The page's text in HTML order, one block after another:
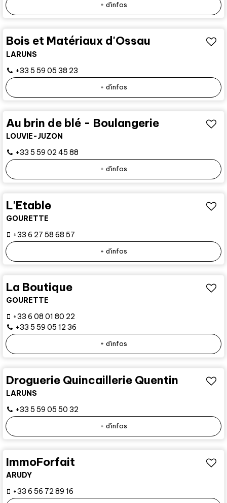
+ d'infos
Bois et Matériaux d'Ossau
LARUNS
+33 5 59 05 38 23
+ d'infos
Au brin de blé - Boulangerie
LOUVIE-JUZON
+33 5 59 02 45 88
+ d'infos
L'Etable
GOURETTE
+33 6 27 58 68 57
+ d'infos
La Boutique
GOURETTE
+33 6 08 01 80 22
+33 5 59 05 12 36
+ d'infos
Droguerie Quincaillerie Quentin
LARUNS
+33 5 59 05 50 32
+ d'infos
ImmoForfait
ARUDY
+33 6 56 72 89 16